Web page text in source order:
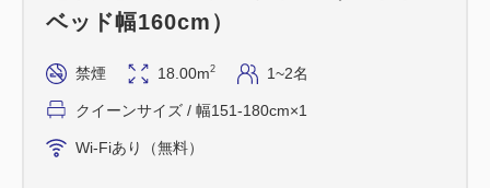
ベッド幅160cm）
禁煙 18.00m2 1~2名
クイーンサイズ / 幅151-180cm×1
Wi-Fiあり（無料）